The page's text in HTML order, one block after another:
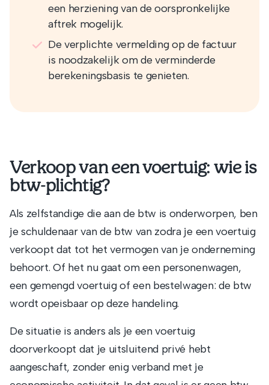
een herziening van de oorspronkelijke
aftrek mogelijk.
De verplichte vermelding op de factuur
is noodzakelijk om de verminderde
berekeningsbasis te genieten.
Verkoop van een voertuig: wie is
btw-plichtig?
Als zelfstandige die aan de btw is onderworpen, ben
je schuldenaar van de btw van zodra je een voertuig
verkoopt dat tot het vermogen van je onderneming
behoort. Of het nu gaat om een personenwagen,
een gemengd voertuig of een bestelwagen: de btw
wordt opeisbaar op deze handeling.
De situatie is anders als je een voertuig
doorverkoopt dat je uitsluitend privé hebt
aangeschaft, zonder enig verband met je